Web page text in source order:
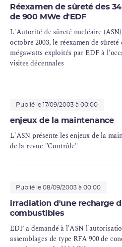
Réexamen de sûreté des
de 900 MWe d'EDF
L'Autorité de sûreté nucléaire
octobre 2003, le réexamen de sûreté
mégawatts exploités par EDF à
visites décennales
Publié le 17/09/2003 à 00:00
enjeux de la maintenance
L'ASN présente les enjeux de la
de la revue "Contrôle"
Publié le 08/09/2003 à 00:00
irradiation d'une recharge
combustibles
EDF a demandé à l'ASN
assemblages de type RFA 900 de